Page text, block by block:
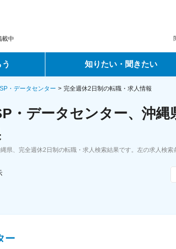
載中
知りたい・聞きたい
転職ノウハウ
データで見る転職
・データセンター 完全週休2日制の転職・求人情報
・データセンター、沖縄
県、完全週休2日制の転職・求人検索結果です。左の求人検索
ー